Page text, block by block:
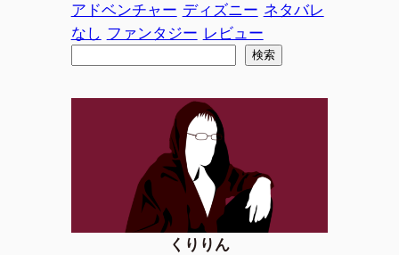
アドベンチャー ディズニー ネタバレ
なし ファンタジー レビュー
検索
くりりん